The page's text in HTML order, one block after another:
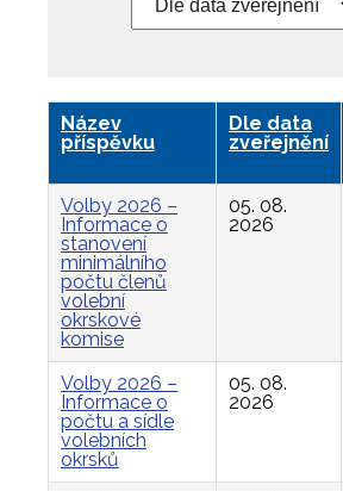
Název
příspěvku
Dle data
zveřejnění
Volby 2026 –
Informace o
stanovení
minimálního
počtu členů
volební
okrskové
komise
05. 08.
2026
Volby 2026 –
Informace o
počtu a sídle
volebních
okrsků
05. 08.
2026